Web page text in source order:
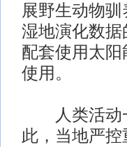
展野生动物
湿地演化数
配套使用太
使用。
人类活动一
此，当地严